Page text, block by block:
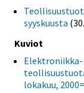
syyskuusta
Kuviot
Elektroniikka-
lokakuu,